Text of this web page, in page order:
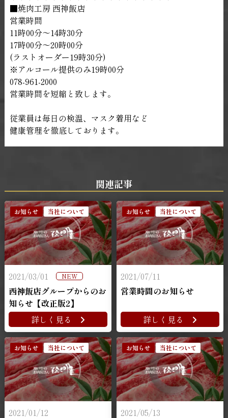
■焼肉工房 西神飯店
営業時間
11時00分〜14時30分
17時00分〜20時00分
(ラストオーダー19時30分)
※アルコール提供のみ19時00分
078-961-2000
営業時間を短縮と致します。
従業員は毎日の検温、マスク着用など
健康管理を徹底しております。
関連記事
お知らせ 当社について
2021/03/01 NEW
西神飯店グループからのお
知らせ【改正版2】
詳しく見る
お知らせ 当社について
2021/07/11
営業時間のお知らせ
詳しく見る
お知らせ 当社について
2021/01/12
お知らせ 当社について
2021/05/13